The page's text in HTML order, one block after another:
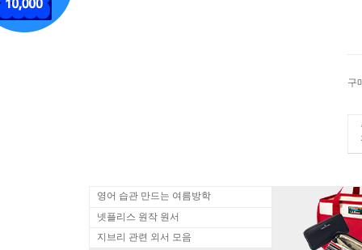
구
영어 습관 만드는 여름방학
넷플리스 원작 원서
지브리 관련 외서 모음